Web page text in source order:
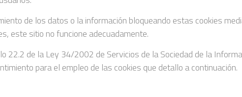
de los datos o la información bloqueando estas cookies
este sitio no funcione adecuadamente.
22.2 de la Ley 34/2002 de Servicios de la Sociedad de la
para el empleo de las cookies que detallo a continuación.